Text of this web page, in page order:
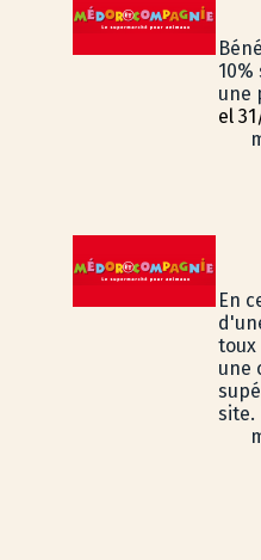
une
el
En
toux
une
site.